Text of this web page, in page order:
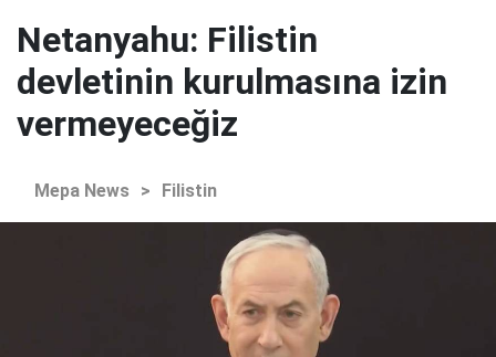
Netanyahu: Filistin
devletinin kurulmasına izin
vermeyeceğiz
Mepa News > Filistin